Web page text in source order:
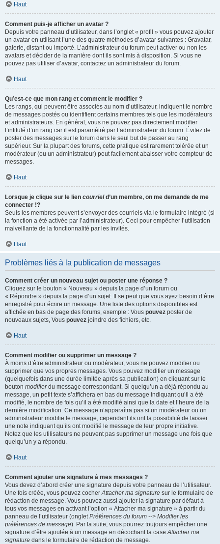
Haut
Comment puis-je afficher un avatar ?
Depuis votre panneau d’utilisateur, dans l’onglet « profil » vous pouvez ajouter
un avatar en utilisant l’une des quatre méthodes d’avatar suivantes : Gravatar,
galerie, distant ou importé. L’administrateur du forum peut activer ou non les
avatars et décider de la manière dont ils sont mis à disposition. Si vous ne
pouvez pas utiliser d’avatar, contactez un administrateur du forum.
Haut
Qu’est-ce que mon rang et comment le modifier ?
Les rangs, qui peuvent être associés au nom d’utilisateur, indiquent le nombre
de messages postés ou identifient certains membres tels que les modérateurs
et administrateurs. En général, vous ne pouvez pas directement modifier
l’intitulé d’un rang car il est paramétré par l’administrateur du forum. Évitez de
poster des messages sur le forum dans le seul but de passer au rang
supérieur. Sur la plupart des forums, cette pratique est rarement tolérée et un
modérateur (ou un administrateur) peut facilement abaisser votre compteur de
messages.
Haut
Lorsque je clique sur le lien courrield’un membre, on me demande de me
connecter !?
Seuls les membres peuvent s’envoyer des courriels via le formulaire intégré (si
la fonction a été activée par l’administrateur). Ceci pour empêcher l’utilisation
malveillante de la fonctionnalité par les invités.
Haut
Problèmes liés à la publication de messages
Comment créer un nouveau sujet ou poster une réponse ?
Cliquez sur le bouton « Nouveau » depuis la page d’un forum ou
« Répondre » depuis la page d’un sujet. Il se peut que vous ayez besoin d’être
enregistré pour écrire un message. Une liste des options disponibles est
affichée en bas de page des forums, exemple : Vous pouvez poster de
nouveaux sujets, Vous pouvez joindre des fichiers, etc.
Haut
Comment modifier ou supprimer un message ?
À moins d’être administrateur ou modérateur, vous ne pouvez modifier ou
supprimer que vos propres messages. Vous pouvez modifier un message
(quelquefois dans une durée limitée après sa publication) en cliquant sur le
bouton modifierdu message correspondant. Si quelqu’un a déjà répondu au
message, un petit texte s’affichera en bas du message indiquant qu’il a été
modifié, le nombre de fois qu’il a été modifié ainsi que la date et l’heure de la
dernière modification. Ce message n’apparaîtra pas si un modérateur ou un
administrateur modifie le message, cependant ils ont la possibilité de laisser
une note indiquant qu’ils ont modifié le message de leur propre initiative.
Notez que les utilisateurs ne peuvent pas supprimer un message une fois que
quelqu’un y a répondu.
Haut
Comment ajouter une signature à mes messages ?
Vous devez d’abord créer une signature depuis votre panneau de l’utilisateur.
Une fois créée, vous pouvez cocherAttacher ma signature sur le formulaire de
rédaction de message. Vous pouvez aussi ajouter la signature par défaut à
tous vos messages en activant l’option « Attacher ma signature » à partir du
panneau de l’utilisateur (ongletPréférences du forum --> Modifier les
préférences de message). Par la suite, vous pourrez toujours empêcher une
signature d’être ajoutée à un message en décochant la caseAttacher ma
signature dans le formulaire de rédaction de message.